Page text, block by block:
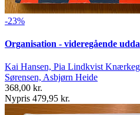
-23%
Organisation - videregående
Kai Hansen, Pia Lindkvist
Sørensen, Asbjørn Heide
368,00 kr.
Nypris 479,95 kr.